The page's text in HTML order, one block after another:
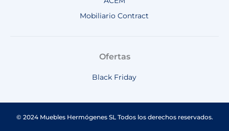
Mobiliario Contract
Ofertas
Black Friday
© 2024 Muebles Hermógenes SL Todos los derechos reservados.